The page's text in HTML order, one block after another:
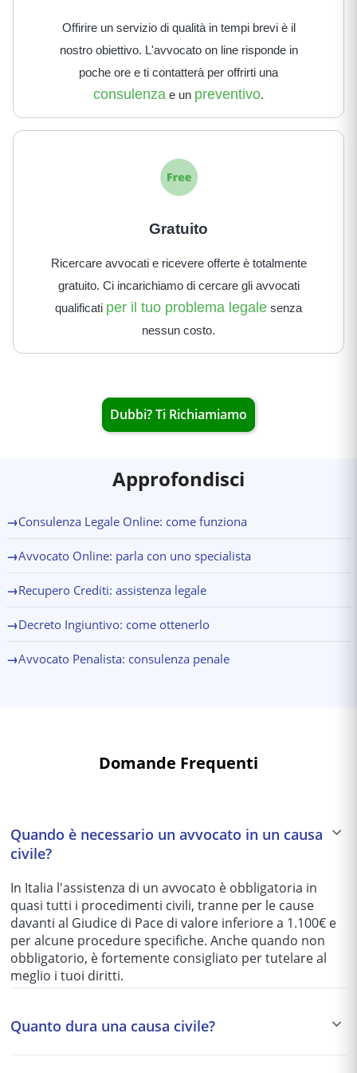
Offirire un servizio di qualità in tempi brevi è il
nostro obiettivo. L'avvocato on line risponde in
poche ore e ti contatterà per offrirti una
consulenza e un preventivo.
Gratuito
Ricercare avvocati e ricevere offerte è totalmente
gratuito. Ci incarichiamo di cercare gli avvocati
qualificati per il tuo problema legale senza
nessun costo.
Dubbi? Ti Richiamiamo
Approfondisci
→Consulenza Legale Online: come funziona
→Avvocato Online: parla con uno specialista
→Recupero Crediti: assistenza legale
→Decreto Ingiuntivo: come ottenerlo
→Avvocato Penalista: consulenza penale
Domande Frequenti
Quando è necessario un avvocato in un causa
civile?
In Italia l'assistenza di un avvocato è obbligatoria in
quasi tutti i procedimenti civili, tranne per le cause
davanti al Giudice di Pace di valore inferiore a 1.100€ e
per alcune procedure specifiche. Anche quando non
obbligatorio, è fortemente consigliato per tutelare al
meglio i tuoi diritti.
Quanto dura una causa civile?